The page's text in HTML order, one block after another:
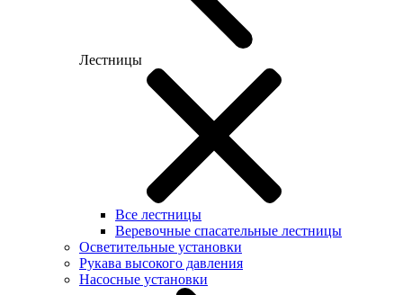
Лестницы
Все лестницы
Веревочные спасательные лестницы
Осветительные установки
Рукава высокого давления
Насосные установки